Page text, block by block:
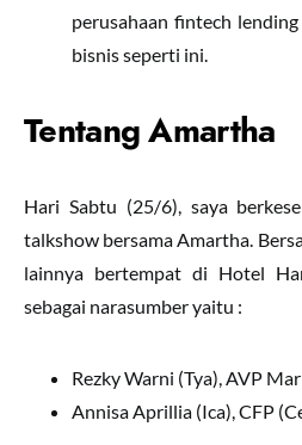
perusahaan fintech
bisnis seperti ini.
Tentang Amartha
Hari Sabtu (25/6), saya
talkshow bersama Amartha.
lainnya bertempat di Hotel
sebagai narasumber yaitu :
Rezky Warni (Tya), AVP
Annisa Aprillia (Ica), CFP